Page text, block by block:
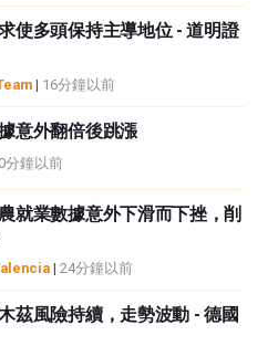
使多頭保持主導地位 - 道明證
| 16分鐘以前
意外翻倍後跳漲
分鐘以前
就業數據意外下滑而下挫，削
| 24分鐘以前
茲風險持續，走勢波動 - 德國